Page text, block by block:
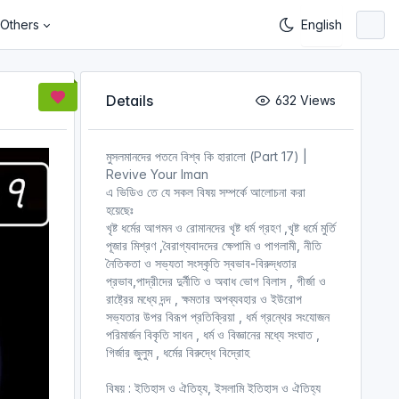
Others
Details 632 Views
মুসলমানদের পতনে বিশ্ব কি হারালো (Part 17) |
Revive Your Iman
এ ভিডিও তে যে সকল বিষয় সম্পর্কে আলোচনা করা
হয়েছেঃ
খৃষ্ট ধর্মের আগমন ও রোমানদের খৃষ্ট ধর্ম গ্রহণ ,খৃষ্ট ধর্মে মুর্তি
পূজার মিশ্রণ ,বৈরাগ্যবাদদের ক্ষেপামি ও পাগলামী, নীতি
নৈতিকতা ও সভ্যতা সংস্কৃতি স্বভাব-বিরুদ্ধতার
প্রভাব,পাদ্রীদের দুর্নীতি ও অবাধ ভোগ বিলাস , গীর্জা ও
রাষ্ট্রের মধ্যে দন্দ , ক্ষমতার অপব্যবহার ও ইউরোপ
সভ্যতার উপর বিরূপ প্রতিক্রিয়া , ধর্ম গ্রন্থের সংযোজন
পরিমার্জন বিকৃতি সাধন , ধর্ম ও বিজ্ঞানের মধ্যে সংঘাত ,
গির্জার জুলুম , ধর্মের বিরুদ্ধে বিদ্রোহ
বিষয় : ইতিহাস ও ঐতিহ্য, ইসলামি ইতিহাস ও ঐতিহ্য